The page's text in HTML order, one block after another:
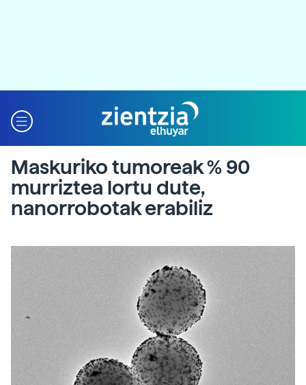
Maskuriko tumoreak % 90
murriztea lortu dute,
nanorrobotak erabiliz